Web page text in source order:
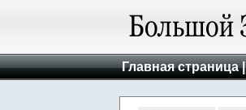
Главная страница